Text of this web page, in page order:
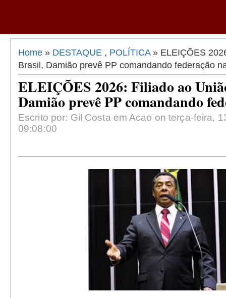
Home » DESTAQUE , POLÍTICA» ELEIÇÕES
Brasil, Damião prevê PP comandando federação
ELEIÇÕES 2026: Filiado ao
Damião prevê PP comandando
Escrito por: Gil Costa em Acao on terça-feira,
09:08:00